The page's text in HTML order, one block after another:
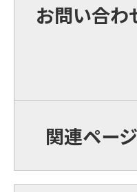
お問い合わ
関連ページ